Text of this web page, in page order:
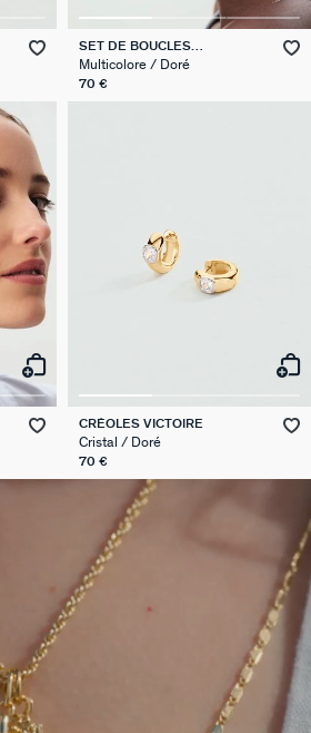
SET DE BOUCLES
D'OREILLES BELOVED MIX &
MATCH
Multicolore / Doré
70 €
CRÉOLES VICTOIRE
Cristal / Doré
70 €